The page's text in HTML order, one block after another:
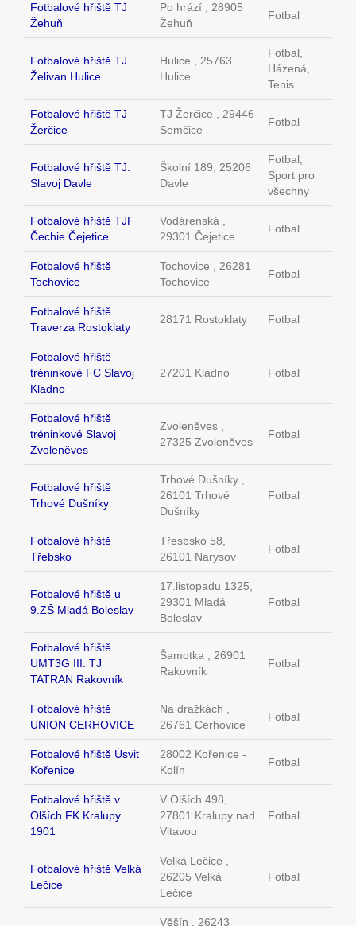
Fotbalové hřiště TJ
Žehuň
Po hrází , 28905
Žehuň
Fotbal
Fotbalové hřiště TJ
Želivan Hulice
Hulice , 25763
Hulice
Fotbal,
Házená,
Tenis
Fotbalové hřiště TJ
Žerčice
TJ Žerčice , 29446
Semčice
Fotbal
Fotbalové hřiště TJ.
Slavoj Davle
Školní 189, 25206
Davle
Fotbal,
Sport pro
všechny
Fotbalové hřiště TJF
Čechie Čejetice
Vodárenská ,
29301 Čejetice
Fotbal
Fotbalové hřiště
Tochovice
Tochovice , 26281
Tochovice
Fotbal
Fotbalové hřiště
Traverza Rostoklaty
28171 Rostoklaty Fotbal
Fotbalové hřiště
tréninkové FC Slavoj
Kladno
27201 Kladno Fotbal
Fotbalové hřiště
tréninkové Slavoj
Zvoleněves
Zvoleněves ,
27325 Zvoleněves
Fotbal
Fotbalové hřiště
Trhové Dušníky
Trhové Dušníky ,
26101 Trhové
Dušníky
Fotbal
Fotbalové hřiště
Třebsko
Třesbsko 58,
26101 Narysov
Fotbal
Fotbalové hřiště u
9.ZŠ Mladá Boleslav
17.listopadu 1325,
29301 Mladá
Boleslav
Fotbal
Fotbalové hřiště
UMT3G III. TJ
TATRAN Rakovník
Šamotka , 26901
Rakovník
Fotbal
Fotbalové hřiště
UNION CERHOVICE
Na dražkách ,
26761 Cerhovice
Fotbal
Fotbalové hřiště Úsvit
Kořenice
28002 Kořenice -
Kolín
Fotbal
Fotbalové hřiště v
Olších FK Kralupy
1901
V Olších 498,
27801 Kralupy nad
Vltavou
Fotbal
Fotbalové hřiště Velká
Lečice
Velká Lečice ,
26205 Velká
Lečice
Fotbal
Věšín , 26243